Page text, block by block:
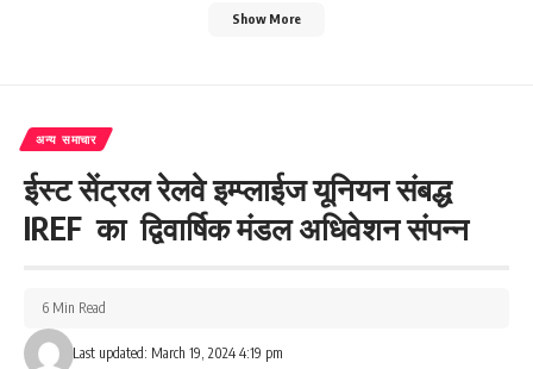
Show More
अन्य समाचार
ईस्ट सेंट्रल रेलवे इम्प्लाईज यूनियन संबद्ध
IREF का द्विवार्षिक मंडल अधिवेशन संपन्न
Last updated: March 19, 2024 4:19 pm
6 Min Read